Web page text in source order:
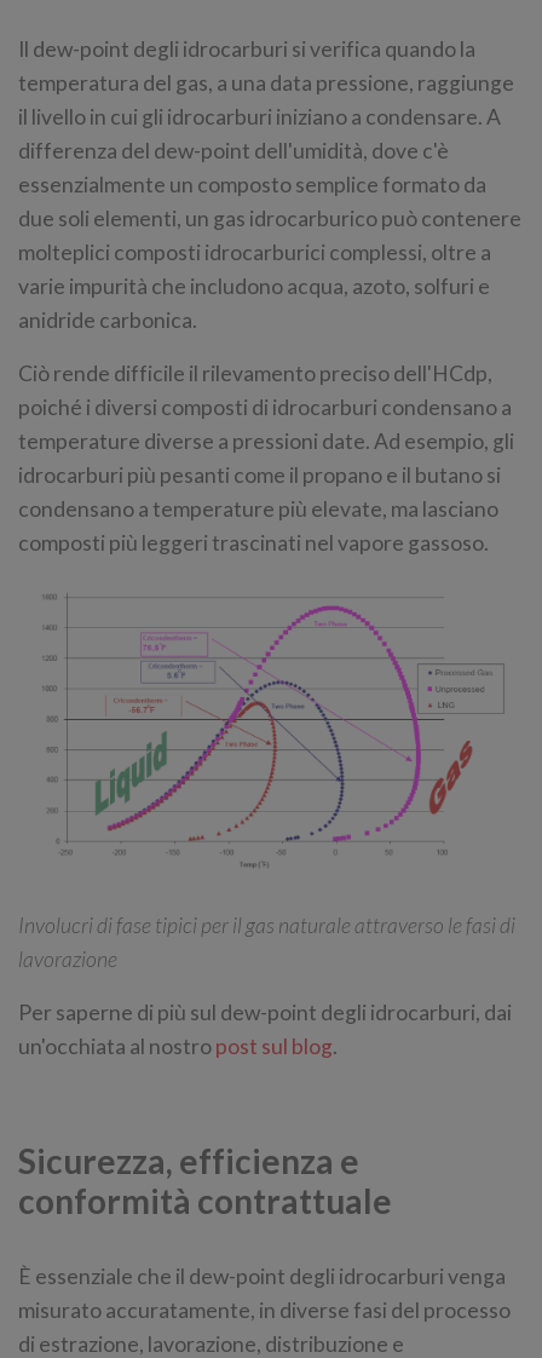
Il dew-point degli idrocarburi si verifica quando la
temperatura del gas, a una data pressione, raggiunge
il livello in cui gli idrocarburi iniziano a condensare. A
differenza del dew-point dell'umidità, dove c'è
essenzialmente un composto semplice formato da
due soli elementi, un gas idrocarburico può contenere
molteplici composti idrocarburici complessi, oltre a
varie impurità che includono acqua, azoto, solfuri e
anidride carbonica.
Ciò rende difficile il rilevamento preciso dell'HCdp,
poiché i diversi composti di idrocarburi condensano a
temperature diverse a pressioni date. Ad esempio, gli
idrocarburi più pesanti come il propano e il butano si
condensano a temperature più elevate, ma lasciano
composti più leggeri trascinati nel vapore gassoso.
Involucri di fase tipici per il gas naturale attraverso le fasi di
lavorazione
Per saperne di più sul dew-point degli idrocarburi, dai
un'occhiata al nostropost sul blog.
Sicurezza, efficienza e
conformità contrattuale
È essenziale che il dew-point degli idrocarburi venga
misurato accuratamente, in diverse fasi del processo
di estrazione, lavorazione, distribuzione e